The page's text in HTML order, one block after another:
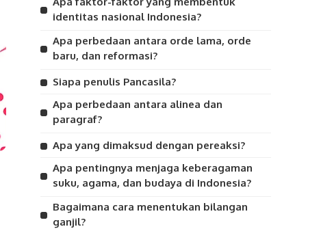
identitas nasional Indonesia?
Apa perbedaan antara orde lama, orde
baru, dan reformasi?
Siapa penulis Pancasila?
Apa perbedaan antara alinea dan
paragraf?
Apa yang dimaksud dengan pereaksi?
Apa pentingnya menjaga keberagaman
suku, agama, dan budaya di Indonesia?
Bagaimana cara menentukan bilangan
ganjil?